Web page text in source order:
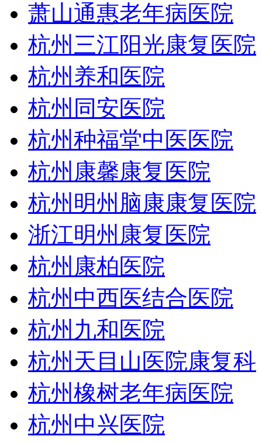
萧山通惠老年病医院
杭州三江阳光康复医院
杭州养和医院
杭州同安医院
杭州种福堂中医医院
杭州康馨康复医院
杭州明州脑康康复医院
浙江明州康复医院
杭州康柏医院
杭州中西医结合医院
杭州九和医院
杭州天目山医院康复科
杭州橡树老年病医院
杭州中兴医院